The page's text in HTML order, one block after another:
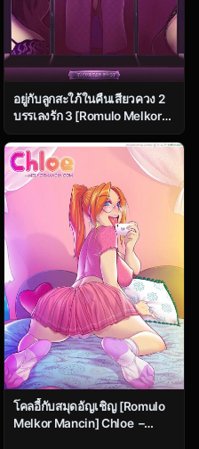
อยู่กับลูกสะใภ้ในคืนเสียวควง 2
บรรเลงรัก 3 [Romulo Melkor
Mancin] Naughty in law –
Issue 3
โคลอี้กับสมุดอัญเชิญ [Romulo
Melkor Mancin] Chloe –